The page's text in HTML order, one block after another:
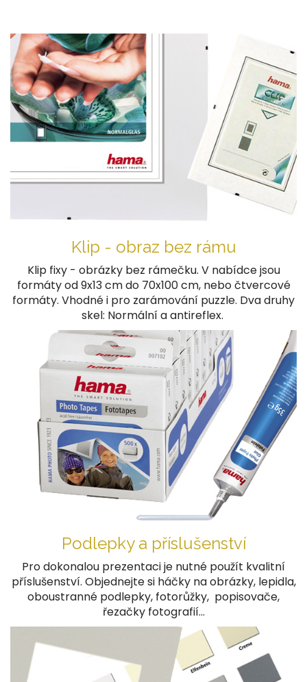
Klip - obraz bez rámu
Klip fixy - obrázky bez rámečku. V nabídce jsou
formáty od 9x13 cm do 70x100 cm, nebo čtvercové
formáty. Vhodné i pro zarámování puzzle. Dva druhy
skel: Normální a antireflex.
Podlepky a příslušenství
Pro dokonalou prezentaci je nutné použít kvalitní
příslušenství. Objednejte si háčky na obrázky, lepidla,
oboustranné podlepky, fotorůžky, popisovače,
řezačky fotografií...